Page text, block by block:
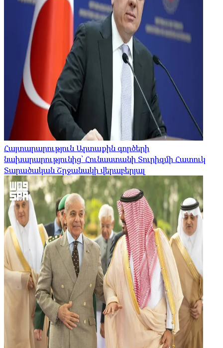
Հայտարարություն Արտաքին գործերի
նախարարությունից՝ Հունաստանի Տուրիզմի Հատուկ
Տարածական Շրջանակի վերաբերյալ